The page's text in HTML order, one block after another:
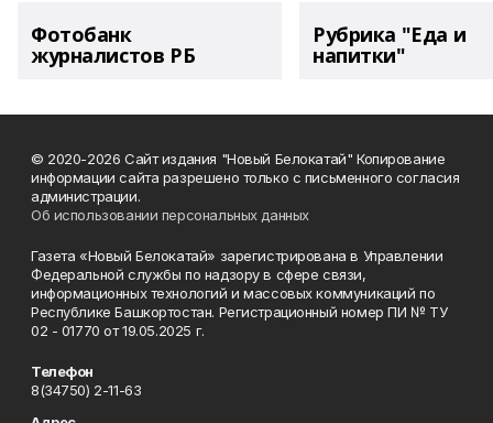
Фотобанк
журналистов РБ
Рубрика "Еда и
напитки"
© 2020-2026 Сайт издания "Новый Белокатай" Копирование
информации сайта разрешено только с письменного согласия
администрации.
Об использовании персональных данных
Газета «Новый Белокатай» зарегистрирована в Управлении
Федеральной службы по надзору в сфере связи,
информационных технологий и массовых коммуникаций по
Республике Башкортостан. Регистрационный номер ПИ № ТУ
02 - 01770 от 19.05.2025 г.
Телефон
8(34750) 2-11-63